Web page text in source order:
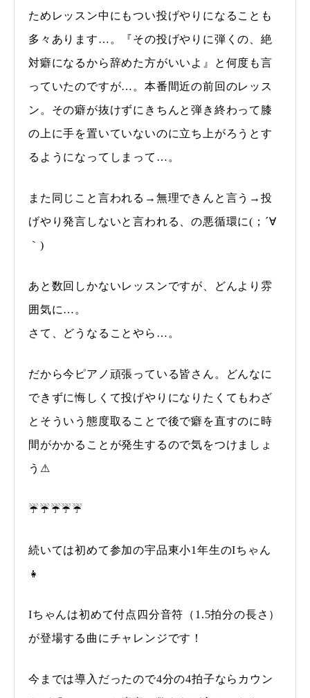
ためレッスン中にもつい投げやりになることも
多々あります…。『その投げやりに弾くの、絶
対癖になるから辞めた方がいいよ』と何度も言
っていたのですが…。本番間近の前回のレッス
ン。その癖が抜けずにきちんと弾き終わって膝
の上に手を置いていないのに立ち上がろうとす
るようになってしまって…。
また同じこと言われる→無理できんと言う→投
げやり発言しないと言われる、の悪循環に(；´∀
｀)
あと数回しかないレッスンですが、どんより雰
囲気に…。
さて、どうなることやら…。
だから今ピアノ頑張っている皆さん。どんなに
できずに悔しくて投げやりになりたくてもわざ
とそういう態度取ることで後で癖を直すのに時
間がかかることが発生するので気をつけましょ
う⚠
☔☔☔☔☔
続いては初めて参加の宇品東小1年生のIちゃん
👧
Iちゃんは初めて付点四分音符（1.5拍分の長さ）
が登場する曲にチャレンジです！
今までは導入だったので4分の4拍子ならカウン